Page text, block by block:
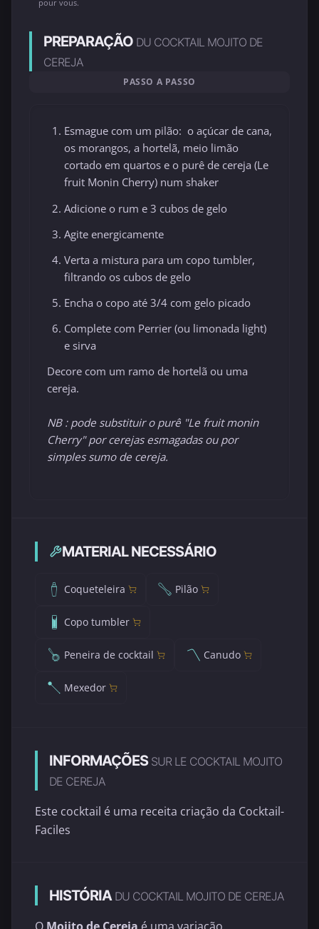
pour vous.
PREPARAÇÃO DU COCKTAIL MOJITO DE
CEREJA
PASSO A PASSO
Esmague com um pilão: o açúcar de cana,
os morangos, a hortelã, meio limão
cortado em quartos e o purê de cereja (Le
fruit Monin Cherry) num shaker
Adicione o rum e 3 cubos de gelo
Agite energicamente
Verta a mistura para um copo tumbler,
filtrando os cubos de gelo
Encha o copo até 3/4 com gelo picado
Complete com Perrier (ou limonada light)
e sirva
Decore com um ramo de hortelã ou uma
cereja.
NB : pode substituir o purê "Le fruit monin
Cherry" por cerejas esmagadas ou por
simples sumo de cereja.
MATERIAL NECESSÁRIO
Coqueteleira Pilão
Copo tumbler
Peneira de cocktail Canudo
Mexedor
INFORMAÇÕES SUR LE COCKTAIL MOJITO
DE CEREJA
Este cocktail é uma receita criação da Cocktail-
Faciles
HISTÓRIA DU COCKTAIL MOJITO DE CEREJA